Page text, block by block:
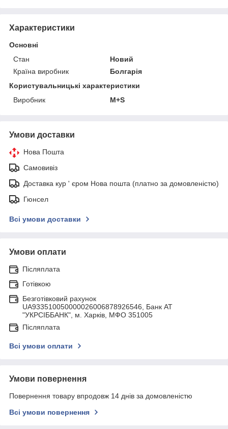
Характеристики
Основні
Стан
Новий
Країна виробник
Болгарія
Користувальницькі характеристики
Виробник
M+S
Умови доставки
Нова Пошта
Самовивіз
Доставка кур ' єром Нова пошта (платно за домовленістю)
Гюнсел
Всі умови доставки
Умови оплати
Післяплата
Готівкою
Безготівковий рахунок
UA933510050000026006878926546, Банк АТ
"УКРСIББАНК", м. Харків, МФО 351005
Післяплата
Всі умови оплати
Умови повернення
Повернення товару впродовж 14 днів за домовленістю
Всі умови повернення